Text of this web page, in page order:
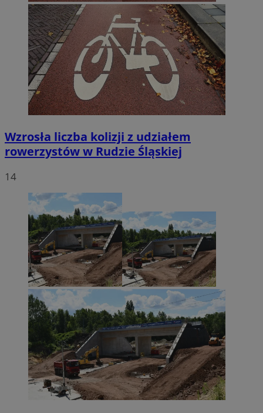
Wzrosła liczba kolizji z udziałem
rowerzystów w Rudzie Śląskiej
14